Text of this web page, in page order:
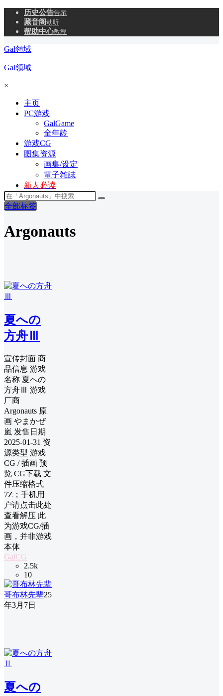
历史公告告示
藏音阁动听
帮助中心教程
Gal領域
Gal領域
×
主页
PC游戏
GalGame
全年龄
游戏CG
图集资源
画集/设定
電子雑誌
新人必读
全部标签
Argonauts
夏への
方舟Ⅲ
宣传封面 商
品信息 游戏
名称 夏への
方舟Ⅲ 游戏
厂商
Argonauts 原
画 やまかぜ
嵐 发售日期
2025-01-31 资
源类型 游戏
CG / 插画 预
览 CG下载 文
件压缩格式
7Z；手机用
户请点击此处
查看解压 此
为游戏CG/插
画，并非游戏
本体
GalCG
2.5k
10
哥布林先辈25
年3月7日
夏への